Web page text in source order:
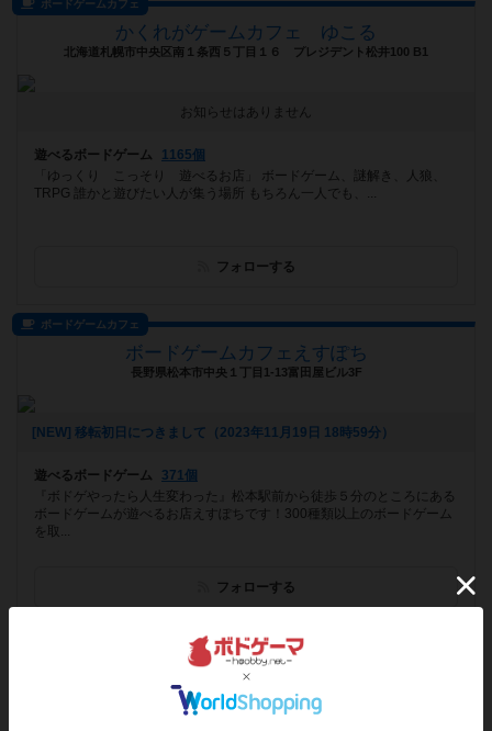
ボードゲームカフェ
かくれがゲームカフェ ゆこる
北海道札幌市中央区南１条西５丁目１６ プレジデント松井100 B1
お知らせはありません
遊べるボードゲーム
1165個
「ゆっくり こっそり 遊べるお店」 ボードゲーム、謎解き、人狼、
TRPG 誰かと遊びたい人が集う場所 もちろん一人でも、...
フォローする
ボードゲームカフェ
ボードゲームカフェえすぽち
長野県松本市中央１丁目1-13富田屋ビル3F
[NEW] 移転初日につきまして（2023年11月19日 18時59分）
遊べるボードゲーム
371個
『ボドゲやったら人生変わった』松本駅前から徒歩５分のところにある
ボードゲームが遊べるお店えすぽちです！300種類以上のボードゲーム
を取...
フォローする
和みイベントスペース旅人
大阪府大阪市西成区北津守４丁目４－４９